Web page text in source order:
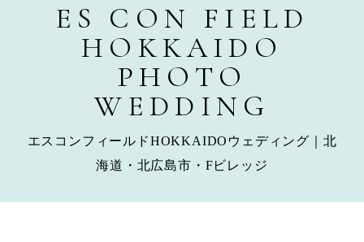
ES CON FIELD
HOKKAIDO
PHOTO
WEDDING
エスコンフィールドHOKKAIDOウェディング｜北
海道・北広島市・Fビレッジ